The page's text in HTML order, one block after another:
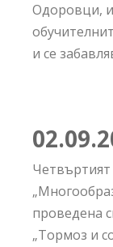
Одоровци,
и се
02.09.
проведена
„Тормоз и